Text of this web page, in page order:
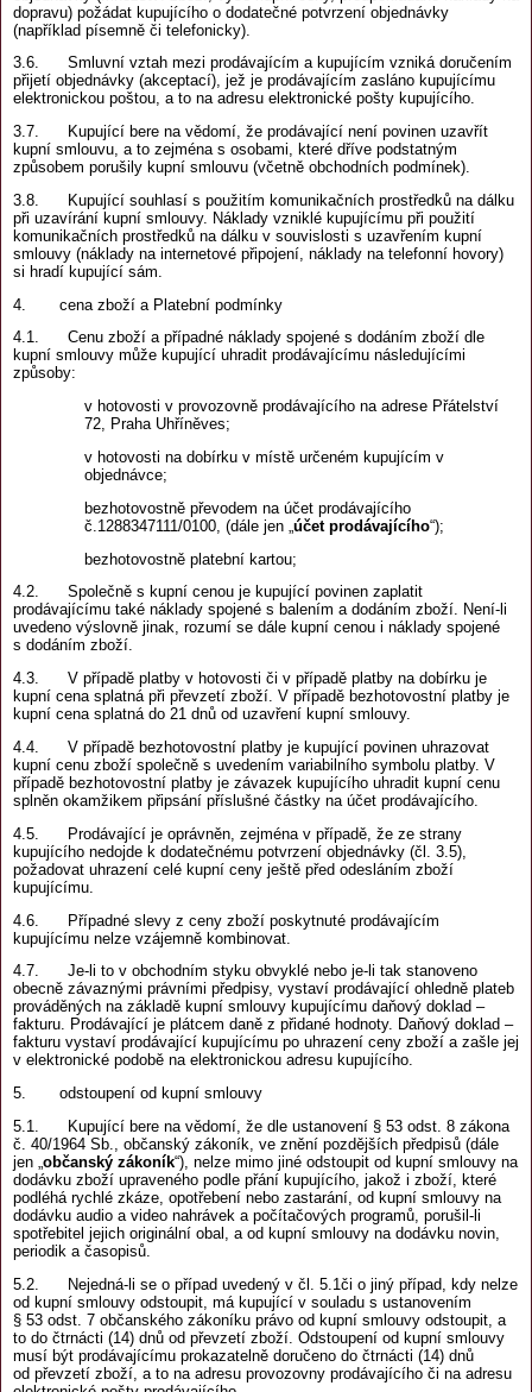
dopravu) požádat kupujícího o dodatečné potvrzení objednávky
(například písemně či telefonicky).
3.6. Smluvní vztah mezi prodávajícím a kupujícím vzniká doručením
přijetí objednávky (akceptací), jež je prodávajícím zasláno kupujícímu
elektronickou poštou, a to na adresu elektronické pošty kupujícího.
3.7. Kupující bere na vědomí, že prodávající není povinen uzavřít
kupní smlouvu, a to zejména s osobami, které dříve podstatným
způsobem porušily kupní smlouvu (včetně obchodních podmínek).
3.8. Kupující souhlasí s použitím komunikačních prostředků na dálku
při uzavírání kupní smlouvy. Náklady vzniklé kupujícímu při použití
komunikačních prostředků na dálku v souvislosti s uzavřením kupní
smlouvy (náklady na internetové připojení, náklady na telefonní hovory)
si hradí kupující sám.
4. cena zboží a Platební podmínky
4.1. Cenu zboží a případné náklady spojené s dodáním zboží dle
kupní smlouvy může kupující uhradit prodávajícímu následujícími
způsoby:
v hotovosti v provozovně prodávajícího na adrese Přátelství
72, Praha Uhříněves;
v hotovosti na dobírku v místě určeném kupujícím v
objednávce;
bezhotovostně převodem na účet prodávajícího
č.1288347111/0100, (dále jen „ účet prodávajícího“);
bezhotovostně platební kartou;
4.2. Společně s kupní cenou je kupující povinen zaplatit
prodávajícímu také náklady spojené s balením a dodáním zboží. Není-li
uvedeno výslovně jinak, rozumí se dále kupní cenou i náklady spojené
s dodáním zboží.
4.3. V případě platby v hotovosti či v případě platby na dobírku je
kupní cena splatná při převzetí zboží. V případě bezhotovostní platby je
kupní cena splatná do 21 dnů od uzavření kupní smlouvy.
4.4. V případě bezhotovostní platby je kupující povinen uhrazovat
kupní cenu zboží společně s uvedením variabilního symbolu platby. V
případě bezhotovostní platby je závazek kupujícího uhradit kupní cenu
splněn okamžikem připsání příslušné částky na účet prodávajícího.
4.5. Prodávající je oprávněn, zejména v případě, že ze strany
kupujícího nedojde k dodatečnému potvrzení objednávky (čl. 3.5),
požadovat uhrazení celé kupní ceny ještě před odesláním zboží
kupujícímu.
4.6. Případné slevy z ceny zboží poskytnuté prodávajícím
kupujícímu nelze vzájemně kombinovat.
4.7. Je-li to v obchodním styku obvyklé nebo je-li tak stanoveno
obecně závaznými právními předpisy, vystaví prodávající ohledně plateb
prováděných na základě kupní smlouvy kupujícímu daňový doklad –
fakturu. Prodávající je plátcem daně z přidané hodnoty. Daňový doklad –
fakturu vystaví prodávající kupujícímu po uhrazení ceny zboží a zašle jej
v elektronické podobě na elektronickou adresu kupujícího.
5. odstoupení od kupní smlouvy
5.1. Kupující bere na vědomí, že dle ustanovení § 53 odst. 8 zákona
č. 40/1964 Sb., občanský zákoník, ve znění pozdějších předpisů (dále
jen „občanský zákoník“), nelze mimo jiné odstoupit od kupní smlouvy na
dodávku zboží upraveného podle přání kupujícího, jakož i zboží, které
podléhá rychlé zkáze, opotřebení nebo zastarání, od kupní smlouvy na
dodávku audio a video nahrávek a počítačových programů, porušil-li
spotřebitel jejich originální obal, a od kupní smlouvy na dodávku novin,
periodik a časopisů.
5.2. Nejedná-li se o případ uvedený v čl. 5.1či o jiný případ, kdy nelze
od kupní smlouvy odstoupit, má kupující v souladu s ustanovením
§ 53 odst. 7 občanského zákoníku právo od kupní smlouvy odstoupit, a
to do čtrnácti (14) dnů od převzetí zboží. Odstoupení od kupní smlouvy
musí být prodávajícímu prokazatelně doručeno do čtrnácti (14) dnů
od převzetí zboží, a to na adresu provozovny prodávajícího či na adresu